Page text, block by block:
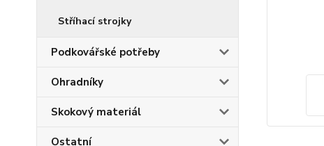
Stříhací strojky
Podkovářské potřeby
Ohradníky
Skokový materiál
Ostatní